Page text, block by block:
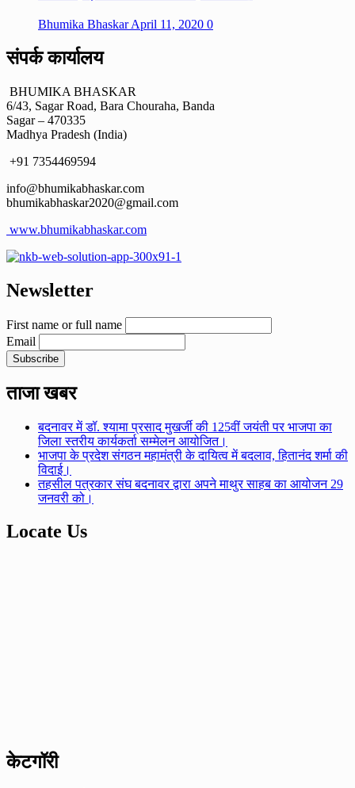
Bhumika BhaskarApril 11, 2020 0
संपर्क कार्यालय
BHUMIKA BHASKAR
6/43, Sagar Road, Bara Chouraha, Banda
Sagar – 470335
Madhya Pradesh (India)
+91 7354469594
info@bhumikabhaskar.com
bhumikabhaskar2020@gmail.com
www.bhumikabhaskar.com
Newsletter
First name or full name
Email
ताजा खबर
बदनावर में डॉ. श्यामा प्रसाद मुखर्जी की 125वीं जयंती पर भाजपा का
जिला स्तरीय कार्यकर्ता सम्मेलन आयोजित।
भाजपा के प्रदेश संगठन महामंत्री के दायित्व में बदलाव, हितानंद शर्मा की
विदाई।
तहसील पत्रकार संघ बदनावर द्वारा अपने माथुर साहब का आयोजन 29
जनवरी को।
Locate Us
केटगॉरी